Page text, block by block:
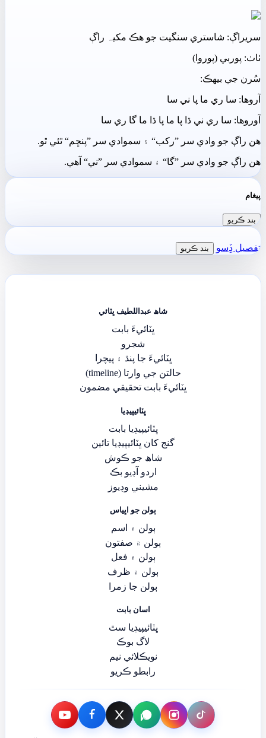
سريراڳ: شاستري سنگيت جو ھڪ مکيہ راڳ
ٺاٺ: پوربي (پوروا)
سُرن جي بيھڪ:
آروھا: سا ري ما پا ني سا
آوروھا: سا ري ني ڌا پا ما پا ڌا ما گا ري سا
ھن راڳ جو وادي سر ”رکب“ ۽ سموادي سر ”پنڇم“ ٿئي ٿو.
ھن راڳ جو وادي سر ”گا“ ۽ سموادي سر ”ني“ آھي.
پيغام
بند ڪريو
تفصيل ڏِسو بند ڪريو
شاھ عبداللطيف ڀٽائي
ڀٽائيءَ بابت
شجرو
ڀٽائيءَ جا پنڌ ۽ پيچرا
حالتن جي وارتا (timeline)
ڀٽائيءَ بابت تحقيقي مضمون
ڀٽائيپيڊيا
ڀٽائيپيڊيا بابت
گنج کان ڀٽائيپيڊيا تائين
شاھ جو ڪوش
اردو آڊيو بڪ
مشيني وڊيوز
ٻولن جو اڀياس
ٻولن ۾ اسم
ٻولن ۾ صفتون
ٻولن ۾ فعل
ٻولن ۾ ظرف
ٻولن جا زمرا
اسان بابت
ڀٽائيپيڊيا سٿ
لاگ بوڪ
نويڪلائي نيم
رابطو ڪريو